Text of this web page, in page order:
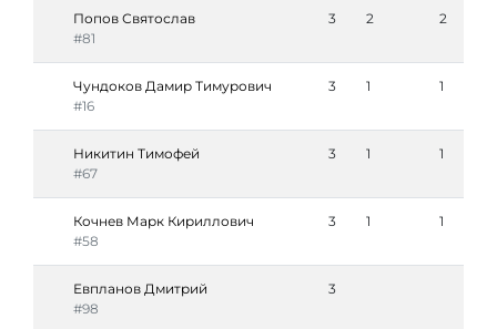
Попов Святослав
#81
3 2 2
Чундоков Дамир Тимурович
#16
3 1 1
Никитин Тимофей
#67
3 1 1
Кочнев Марк Кириллович
#58
3 1 1
Евпланов Дмитрий
#98
3